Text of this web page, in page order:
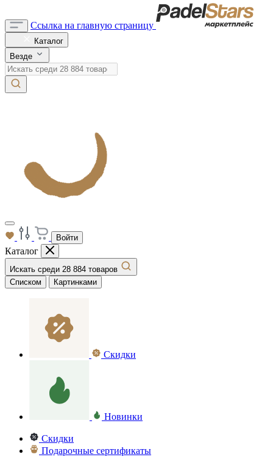
Ссылка на главную страницу
Каталог
Везде
Войти
Каталог
Искать среди 28 884 товаров
Списком
Картинками
Скидки
Новинки
Скидки
Подарочные сертификаты